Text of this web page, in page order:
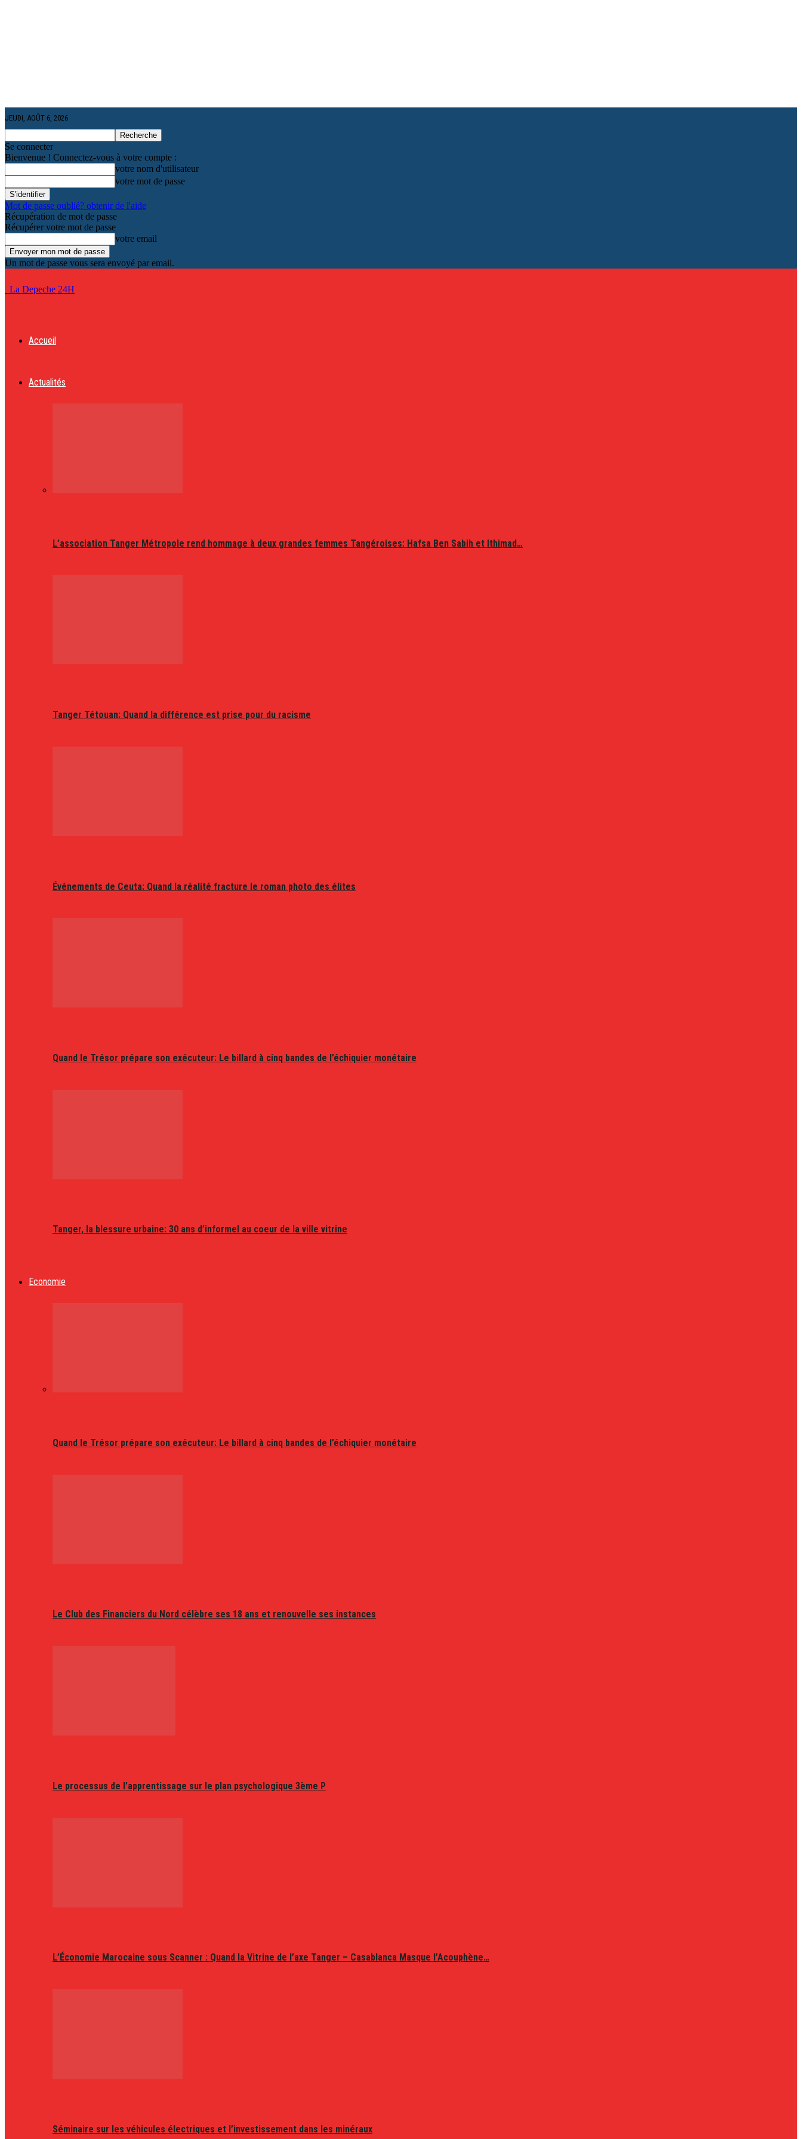
JEUDI, AOÛT 6, 2026
Se connecter
Bienvenue ! Connectez-vous à votre compte :
votre nom d'utilisateur
votre mot de passe
Mot de passe oublié? obtenir de l'aide
Récupération de mot de passe
Récupérer votre mot de passe
votre email
Un mot de passe vous sera envoyé par email.
La Depeche 24H
Accueil
Actualités
L’association Tanger Métropole rend hommage à deux grandes femmes Tangéroises: Hafsa Ben Sabih et Ithimad…
Tanger Tétouan: Quand la différence est prise pour du racisme
Événements de Ceuta: Quand la réalité fracture le roman photo des élites
Quand le Trésor prépare son exécuteur: Le billard à cinq bandes de l’échiquier monétaire
Tanger, la blessure urbaine: 30 ans d’informel au coeur de la ville vitrine
Economie
Quand le Trésor prépare son exécuteur: Le billard à cinq bandes de l’échiquier monétaire
Le Club des Financiers du Nord célèbre ses 18 ans et renouvelle ses instances
Le processus de l’apprentissage sur le plan psychologique 3ème P
L’Économie Marocaine sous Scanner : Quand la Vitrine de l’axe Tanger – Casablanca Masque l’Acouphène…
Séminaire sur les véhicules électriques et l’investissement dans les minéraux